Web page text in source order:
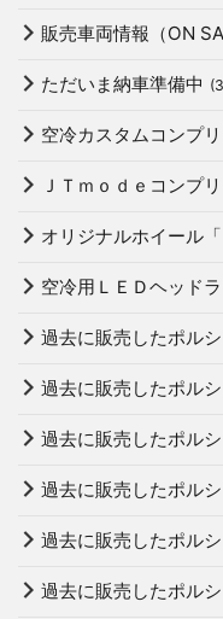
販売車両情報（ON
ただいま納車準備中
空冷カスタムコンプ
ＪＴｍｏｄｅコンプ
オリジナルホイール「
空冷用ＬＥＤヘッド
過去に販売したポル
過去に販売したポルシ
過去に販売したポルシ
過去に販売したポルシ
過去に販売したポルシ
過去に販売したポル